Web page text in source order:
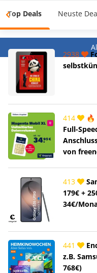
Top Deals Neuste
2938
414
Full-
von
413
179€ +
34€/
441
z.B.
768€)